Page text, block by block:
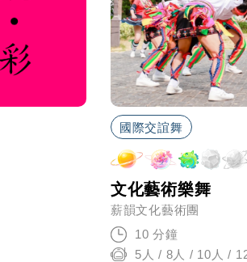
國際交誼舞
文化藝術樂舞
薪韻文化藝術團
10 分鐘
5人 / 8人 / 10人 /